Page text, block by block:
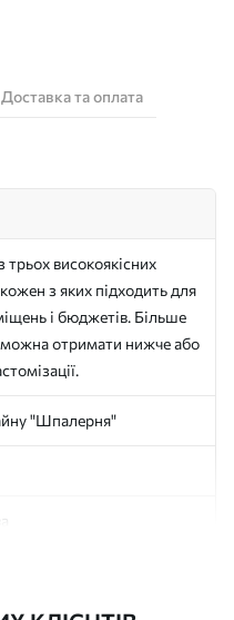
Доставка та оплата
трьох високоякісних
з яких підходить для
і бюджетів. Більше
можна отримати нижче або
"Шпалерня"